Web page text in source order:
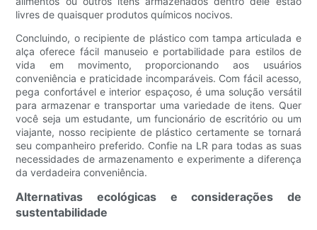
livres de quaisquer produtos químicos nocivos.
Concluindo, o recipiente de plástico com tampa articulada e
alça oferece fácil manuseio e portabilidade para estilos de
vida em movimento, proporcionando aos usuários
conveniência e praticidade incomparáveis. Com fácil acesso,
pega confortável e interior espaçoso, é uma solução versátil
para armazenar e transportar uma variedade de itens. Quer
você seja um estudante, um funcionário de escritório ou um
viajante, nosso recipiente de plástico certamente se tornará
seu companheiro preferido. Confie na LR para todas as suas
necessidades de armazenamento e experimente a diferença
da verdadeira conveniência.
Alternativas ecológicas e considerações de
sustentabilidade